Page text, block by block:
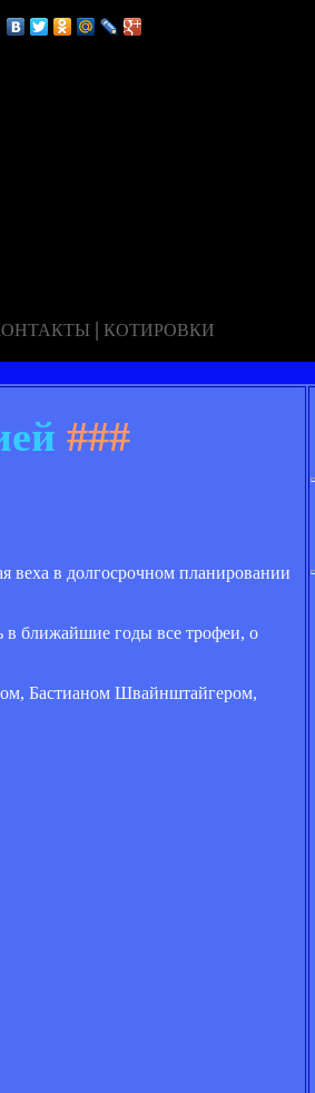
| КОТИРОВКИ
###
веха в долгосрочном планировании
в ближайшие годы все трофеи, о
Бастианом Швайнштайгером,